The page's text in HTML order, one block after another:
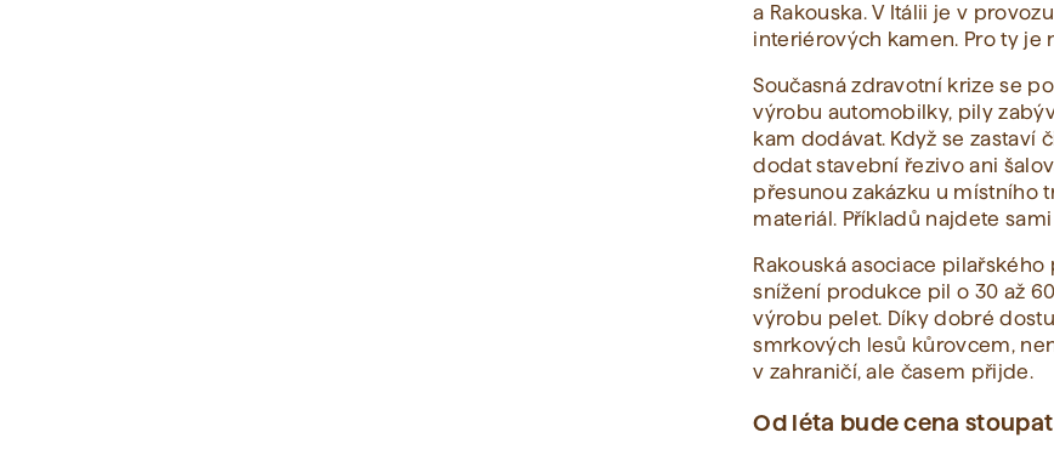
a Rakouska. V Itálii je v
interiérových kamen. Pro ty je
Současná zdravotní krize se
výrobu automobilky, pily
kam dodávat. Když se zastaví
dodat stavební řezivo ani
přesunou zakázku u místního
materiál. Příkladů najdete
Rakouská asociace
snížení produkce pil o 30 až
výrobu pelet. Díky dobré
smrkových lesů kůrovcem,
v zahraničí, ale časem přijde.
Od léta bude cena stoupat